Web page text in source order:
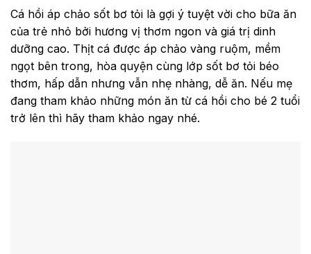
Cá hồi áp chảo sốt bơ tỏi là gợi ý tuyệt vời cho bữa ăn
của trẻ nhỏ bởi hương vị thơm ngon và giá trị dinh
dưỡng cao. Thịt cá được áp chảo vàng ruộm, mềm
ngọt bên trong, hòa quyện cùng lớp sốt bơ tỏi béo
thơm, hấp dẫn nhưng vẫn nhẹ nhàng, dễ ăn. Nếu mẹ
đang tham khảo những món ăn từ cá hồi cho bé 2 tuổi
trở lên thì hãy tham khảo ngay nhé.